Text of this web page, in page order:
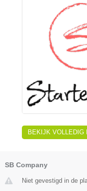
BEKIJK VOLLEDIG
SB Company
Niet gevestigd in de